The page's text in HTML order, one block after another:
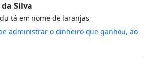
Silva
tá em nome de laranjas
administrar o dinheiro que ganhou, ao